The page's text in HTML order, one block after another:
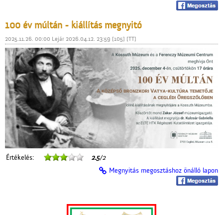
100 év múltán - kiállítás megnyitó
2025.11.26. 00:00 Lejár 2026.04.12. 23:59 [105] [TT]
Értékelés: 2.5/2
Megnyitás megosztáshoz önálló lapon